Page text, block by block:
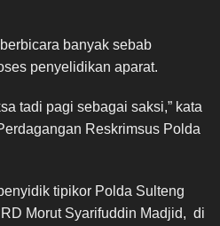
banyak sebab
penyelidikan aparat.
tadi pagi sebagai saksi,” kata
Reskrimsus Polda
tipikor Polda Sulteng
Morut Syarifuddin Madjid, di